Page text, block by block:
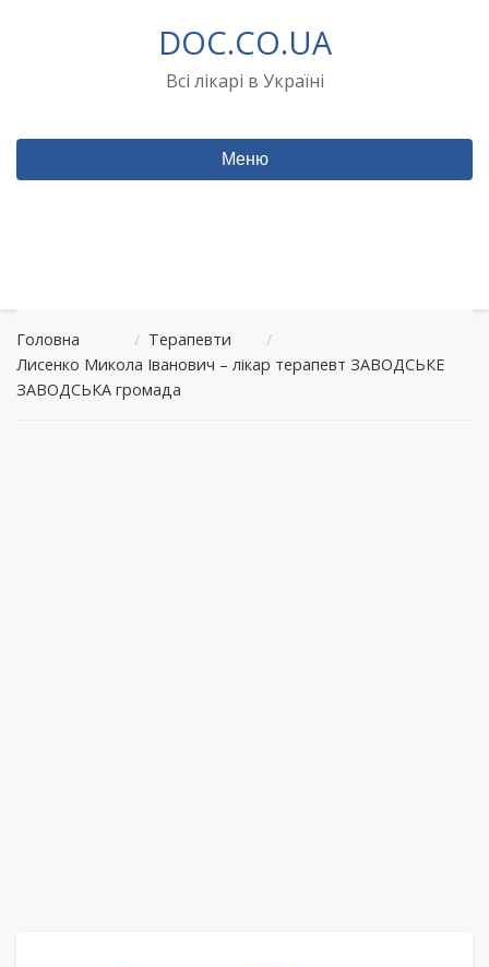
DOC.CO.UA
Всі лікарі в Україні
Меню
Головна / Терапевти
/
Лисенко Микола Іванович – лікар терапевт ЗАВОДСЬКЕ
ЗАВОДСЬКА громада